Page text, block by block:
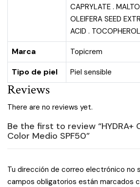
CAPRYLATE .
OLEIFERA SEED
ACID . TOCOPHEROL
Marca Topicrem
Tipo de piel Piel sensible
Reviews
There are no reviews yet.
Be the first to review “HYDRA+
Color Medio SPF50”
Tu dirección de correo electrónico no
campos obligatorios están marcados